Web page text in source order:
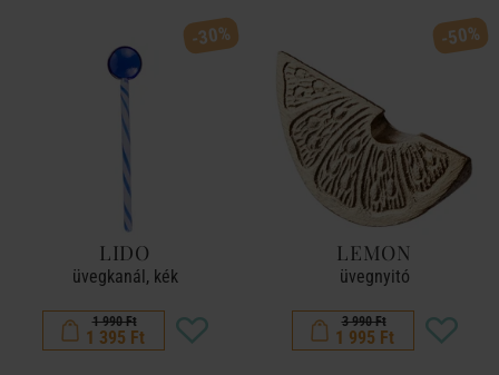
-30%
LIDO
üvegkanál, kék
1 990 Ft
1 395 Ft
-50%
LEMON
üvegnyitó
3 990 Ft
1 995 Ft